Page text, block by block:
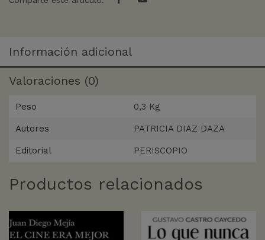
Información adicional
Valoraciones (0)
Peso 0,3 Kg
Autores PATRICIA DIAZ DAZA
Editorial PERISCOPIO
Productos relacionados